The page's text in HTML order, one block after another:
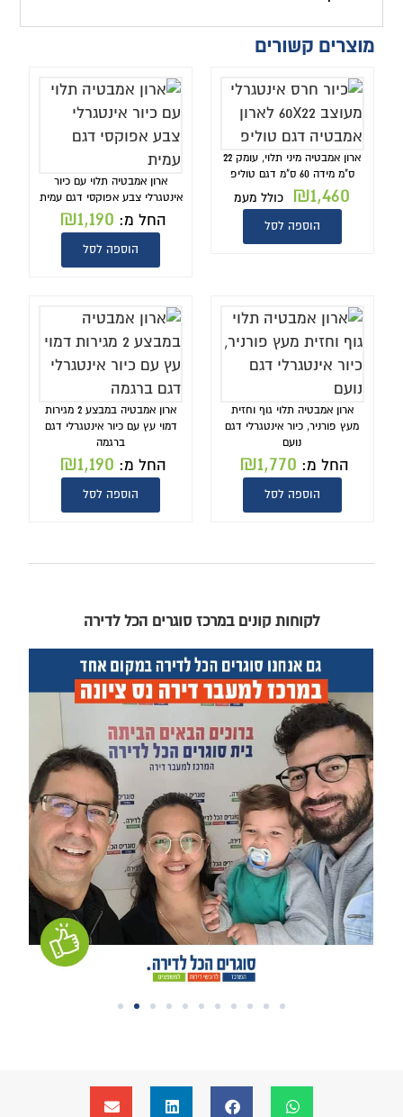
מוצרים קשורים
ארון אמבטיה מיני תלוי, עומק 22
ס"מ מידה 60 ס"מ דגם טוליפ
₪1,460 כולל מעמ
הוספה לסל
ארון אמבטיה תלוי עם כיור
אינטגרלי צבע אפוקסי דגם עמית
החל מ: ₪1,190
הוספה לסל
ארון אמבטיה תלוי גוף וחזית
מעץ פורניר, כיור אינטגרלי דגם
נועם
החל מ: ₪1,770
הוספה לסל
ארון אמבטיה במבצע 2 מגירות
דמוי עץ עם כיור אינטגרלי דגם
ברגמה
החל מ: ₪1,190
הוספה לסל
לקוחות קונים במרכז סוגרים הכל לדירה